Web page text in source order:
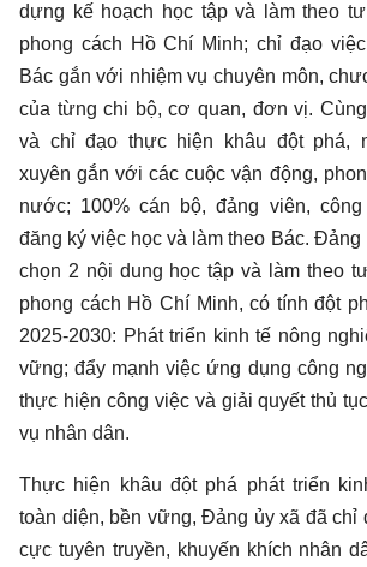
dựng kế hoạch học tập và làm theo
phong cách Hồ Chí Minh; chỉ đạo
Bác gắn với nhiệm vụ chuyên môn,
của từng chi bộ, cơ quan, đơn vị.
và chỉ đạo thực hiện khâu đột phá,
xuyên gắn với các cuộc vận động,
nước; 100% cán bộ, đảng viên,
đăng ký việc học và làm theo Bác.
chọn 2 nội dung học tập và làm theo
phong cách Hồ Chí Minh, có tính đột
2025-2030: Phát triển kinh tế nông
vững; đẩy mạnh việc ứng dụng công
thực hiện công việc và giải quyết thủ
vụ nhân dân.
Thực hiện khâu đột phá phát triển
toàn diện, bền vững, Đảng ủy xã đã chỉ
cực tuyên truyền, khuyến khích nhân